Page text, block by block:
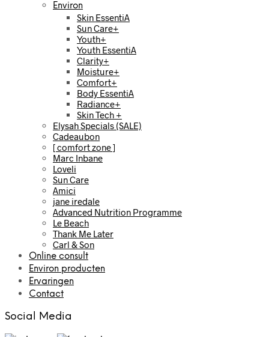
Environ
Skin EssentiA
Sun Care+
Youth+
Youth EssentiA
Clarity+
Moisture+
Comfort+
Body EssentiA
Radiance+
Skin Tech +
Elysah Specials (SALE)
Cadeaubon
[ comfort zone ]
Marc Inbane
Loveli
Sun Care
Amici
jane iredale
Advanced Nutrition Programme
Le Beach
Thank Me Later
Carl & Son
Online consult
Environ producten
Ervaringen
Contact
Social Media